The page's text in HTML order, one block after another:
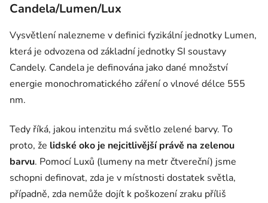
Candela/Lumen/Lux
Vysvětlení nalezneme v definici fyzikální jednotky Lumen,
která je odvozena od základní jednotky SI soustavy
Candely. Candela je definována jako dané množství
energie monochromatického záření o vlnové délce 555
nm.
Tedy říká, jakou intenzitu má světlo zelené barvy. To
proto, že lidské oko je nejcitlivější právě na zelenou
barvu. Pomocí Luxů (lumeny na metr čtvereční) jsme
schopni definovat, zda je v místnosti dostatek světla,
případně, zda nemůže dojít k poškození zraku příliš